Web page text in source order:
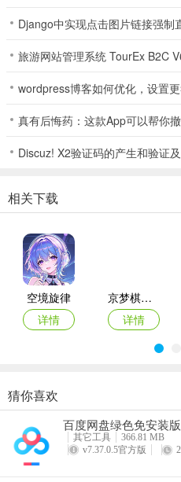
验，还能赢得真金奖励哦!现在来
礼包。
一元棋牌2026玩法
麻烦，从而可以舒适地棋牌娱乐。
3.棋牌种类繁多，最新和最有趣的
4.系统智能地为玩家选择纸牌，
PK。
5.特色奖牌中心系统，利用游戏中
6.顶级账户安全保护机制可以有效
Django中实现点击图片链接强制
旅游网站管理系统 TourEx B2C
wordpress博客如何优化，设置
真有后悔药：这款App可以帮你
Discuz! X2验证码的产生和验证
相关下载
空境旋律
详情
京梦棋牌官网官网
详情
730棋牌
详情
钻石会棋牌
详情
猜你喜欢
百度网盘绿色免安装版
其它工具
366.81 MB
v7.37.0.5官方版